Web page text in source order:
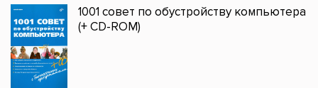
1001 совет по обустройству компьютера
(+ CD-ROM)